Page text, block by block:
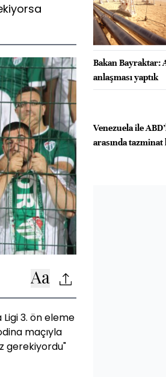
3. ön eleme
maçıyla
gerekiyordu"
Bakan Bayraktar:
anlaşması yaptık
Venezuela ile
arasında